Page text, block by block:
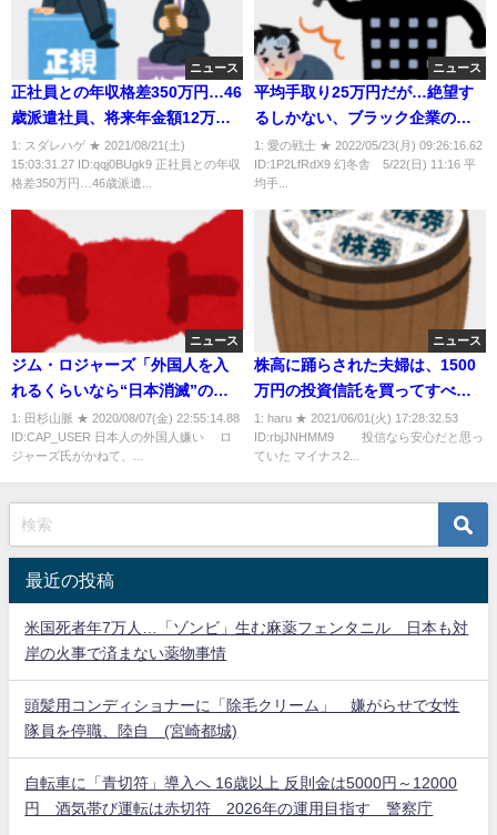
ニュース
正社員との年収格差350万円…46
歳派遣社員、将来年金額12万円
の絶望
1: スダレハゲ ★ 2021/08/21(土)
15:03:31.27 ID:qqj0BUgk9 正社員との年収
格差350万円…46歳派遣...
ニュース
平均手取り25万円だが…絶望す
るしかない、ブラック企業の
「少なすぎる基本給」
1: 愛の戦士 ★ 2022/05/23(月) 09:26:16.62
ID:1P2LfRdX9 幻冬舎 5/22(日) 11:16 平
均手...
ニュース
ジム・ロジャーズ「外国人を入
れるくらいなら“日本消滅”の方
がましと考える日本人」友好度
アジア最下位
1: 田杉山脈 ★ 2020/08/07(金) 22:55:14.88
ID:CAP_USER 日本人の外国人嫌い ロ
ジャーズ氏がかねて、...
ニュース
株高に踊らされた夫婦は、1500
万円の投資信託を買ってすべて
を失った
1: haru ★ 2021/06/01(火) 17:28:32.53
ID:rbjJNHMM9 投信なら安心だと思っ
ていた マイナス2...
最近の投稿
米国死者年7万人…「ゾンビ」生む麻薬フェンタニル 日本も対
岸の火事で済まない薬物事情
頭髪用コンディショナーに「除毛クリーム」 嫌がらせで女性
隊員を停職、陸自 (宮崎都城)
自転車に「青切符」導入へ 16歳以上 反則金は5000円～12000
円 酒気帯び運転は赤切符 2026年の運用目指す 警察庁